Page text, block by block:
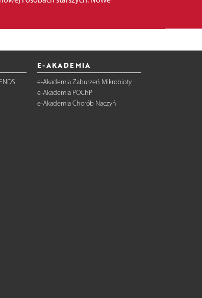
E-AKADEMIA
e-Akademia Zaburzeń Mikrobioty
e-Akademia POChP
e-Akademia Chorób Naczyń